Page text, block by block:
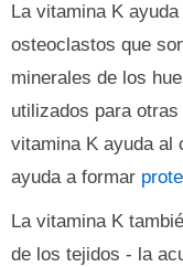
La vitamina K
osteoclastos que
minerales de los
utilizados para
vitamina K ayuda al
ayuda a formar
La vitamina K
de los tejidos - la